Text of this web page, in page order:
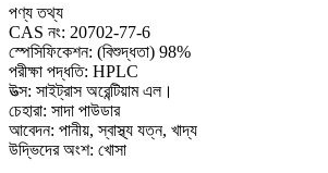
পণ্য তথ্য
CAS নং: 20702-77-6
স্পেসিফিকেশন: (বিশুদ্ধতা) 98%
পরীক্ষা পদ্ধতি: HPLC
উত্স: সাইট্রাস অরেন্টিয়াম এল।
চেহারা: সাদা পাউডার
আবেদন: পানীয়, স্বাস্থ্য যত্ন, খাদ্য
উদ্ভিদের অংশ: খোসা